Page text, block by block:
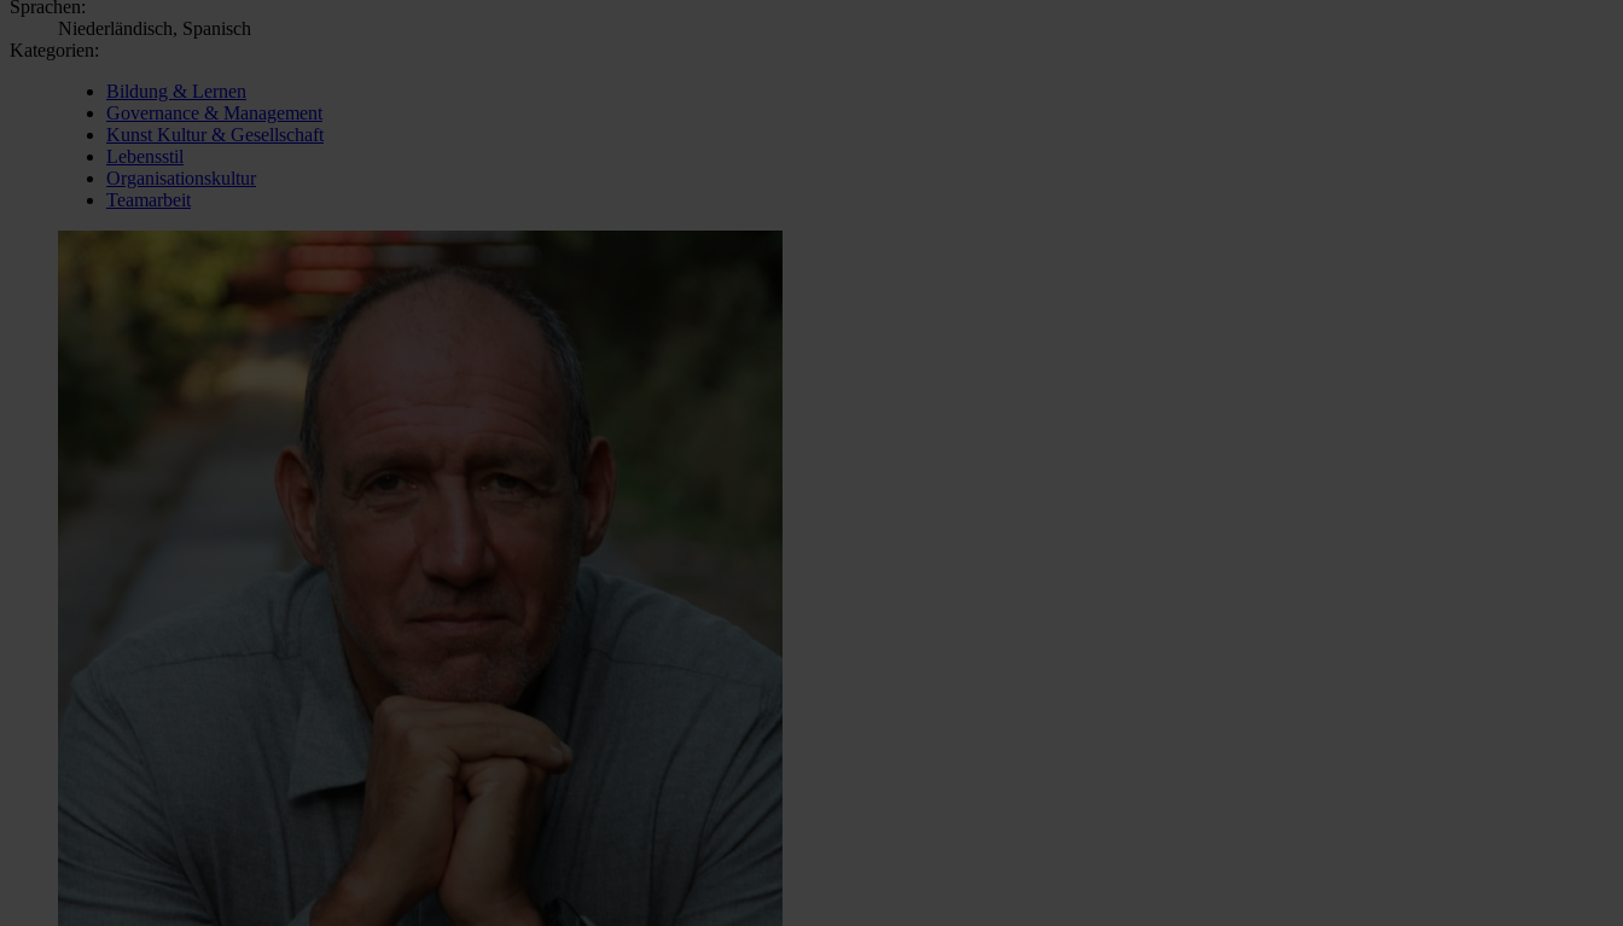
Sprachen:
Niederländisch, Spanisch
Kategorien:
Bildung & Lernen
Governance & Management
Kunst Kultur & Gesellschaft
Lebensstil
Organisationskultur
Teamarbeit